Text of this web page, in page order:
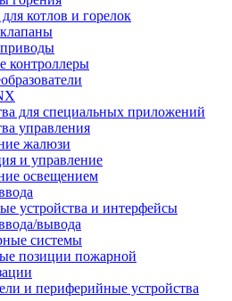
котлов и горелок
контроллеры
для специальных приложений
управления
жалюзи
и управление
освещением
устройства и интерфейсы
вывода
системы
позиции пожарной
и периферийные устройства